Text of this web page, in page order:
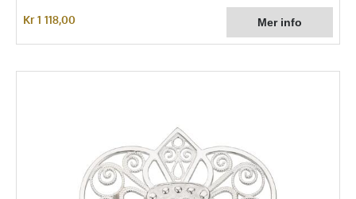
Kr 1 118,00